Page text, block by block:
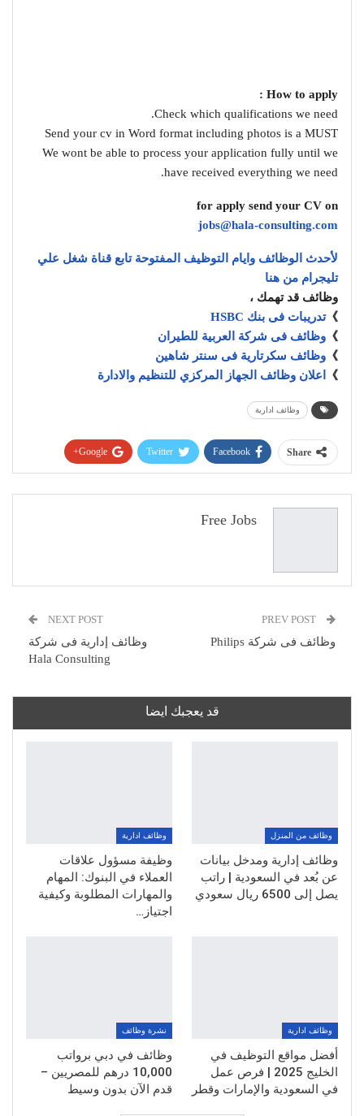
How to apply :
Check which qualifications we need.
Send your cv in Word format including photos is a MUST
We wont be able to process your application fully until we
have received everything we need.
for apply send your CV on
jobs@hala-consulting.com
لأحدث الوظائف وايام التوظيف المفتوحة تابع قناة شغل علي
تليجرام من هنا
وظائف قد تهمك ،
》تدريبات فى بنك HSBC
》 وظائف فى شركة العربية للطيران
》 وظائف سكرتارية فى سنتر شاهين
》
اعلان وظائف الجهاز المركزي للتنظيم والادارة
وظائف ادارية
Share
Facebook
Twitter
Google+
البريد الإلكتروني
Free Jobs
وظائف فى شركة Philips
NEXT POST
وظائف إدارية فى شركة
Hala Consulting
قد يعجبك ايضا
وظائف من المنزل
وظائف إدارية ومدخل بيانات
عن بُعد في السعودية | راتب
يصل إلى 6500 ريال سعودي
وظائف ادارية
وظيفة مسؤول علاقات
العملاء في البنوك: المهام
والمهارات المطلوبة وكيفية
اجتياز…
وظائف ادارية
أفضل مواقع التوظيف في
الخليج 2025 | فرص عمل
في السعودية والإمارات وقطر
نشرة وظائف
وظائف في دبي برواتب
10,000 درهم للمصريين –
قدم الآن بدون وسيط